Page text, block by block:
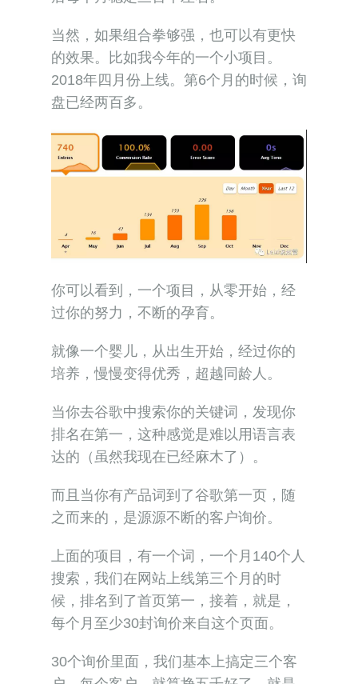
当然，如果组合拳够强，也可以有更快
的效果。比如我今年的一个小项目。
2018年四月份上线。第6个月的时候，询
盘已经两百多。
你可以看到，一个项目，从零开始，经
过你的努力，不断的孕育。
就像一个婴儿，从出生开始，经过你的
培养，慢慢变得优秀，超越同龄人。
当你去谷歌中搜索你的关键词，发现你
排名在第一，这种感觉是难以用语言表
达的（虽然我现在已经麻木了）。
而且当你有产品词到了谷歌第一页，随
之而来的，是源源不断的客户询价。
上面的项目，有一个词，一个月140个人
搜索，我们在网站上线第三个月的时
候，排名到了首页第一，接着，就是，
每个月至少30封询价来自这个页面。
30个询价里面，我们基本上搞定三个客